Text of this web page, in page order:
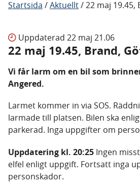
Startsida /Aktuellt/22 maj 19.45,
Uppdaterad 22 maj 21.06
22 maj 19.45, Brand,
Vi får larm om en bil som
Angered.
Larmet kommer in via SOS.
larmade till platsen. Bilen ska
parkerad. Inga uppgifter om
Uppdatering kl. 20:25 Ingen
elfel enligt uppgift. Fortsatt inga
personskador.